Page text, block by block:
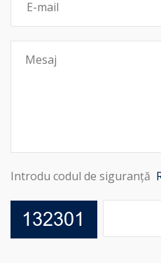
Introdu codul de siguranță